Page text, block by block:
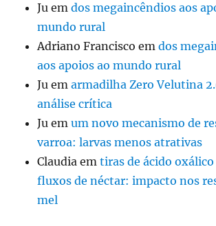
Ju emdos megaincêndios aos
mundo rural
Adriano Francisco emdos
aos apoios ao mundo rural
Ju emarmadilha Zero Velutina
análise crítica
Ju emum novo mecanismo de
varroa: larvas menos atrativas
Claudia emtiras de ácido
fluxos de néctar: impacto nos
mel